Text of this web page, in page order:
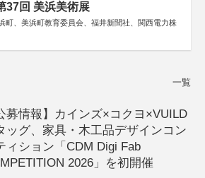
37回 美浜美術展
町、美浜町教育委員会、福井新聞社、関西電力株
一覧
募情報】カインズ×コクヨ×VUILD
ッグ、家具・木工品デザインコン
ィション「CDM Digi Fab
2026」を初開催